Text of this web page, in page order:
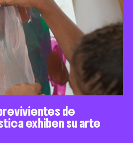
de
exhiben su arte